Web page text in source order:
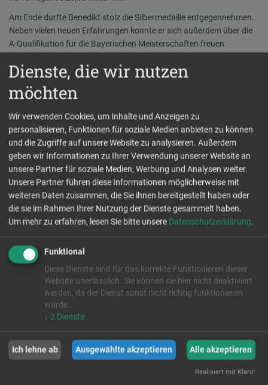
Am Ende durfte Benedikt stolz die Silbermedaille entgegennehmen.
Neben vielen neuen Erfahrungen konnte er sich außerdem über die
A-Qualifikation für die Bayerischen Meisterschaften freuen.
Gleichzeitig erfüllte er damit auch die Qualifikation im Speerwurf,
Diskuswurf und Hochsprung für die Bayerischen-
Einzelmeisterschaften.
Dienste, die wir nutzen
möchten
Wir verwenden Cookies, um Inhalte und Anzeigen zu
personalisieren, Funktionen für soziale Medien anbieten zu können
und die Zugriffe auf unsere Website zu analysieren. Außerdem
geben wir Informationen zu Ihrer Verwendung unserer Website an
unsere Partner für soziale Medien, Werbung und Analysen weiter.
Unsere Partner führen diese Informationen möglicherweise mit
weiteren Daten zusammen, die Sie ihnen bereitgestellt haben oder
die sie im Rahmen Ihrer Nutzung der Dienste gesammelt haben.
Um mehr zu erfahren, lesen Sie bitte unsere Datenschutzerklärung.
Funktional
Diese Dienste sind für das korrekte Funktionieren dieser
Website unerlässlich. Sie können sie hier nicht deaktiviert
werden, da der Dienst sonst nicht richtig funktionieren
würde.
↓ 2 Dienste
Ich lehne ab Ausgewählte akzeptieren Alle akzeptieren
Realisiert mit Klaro!